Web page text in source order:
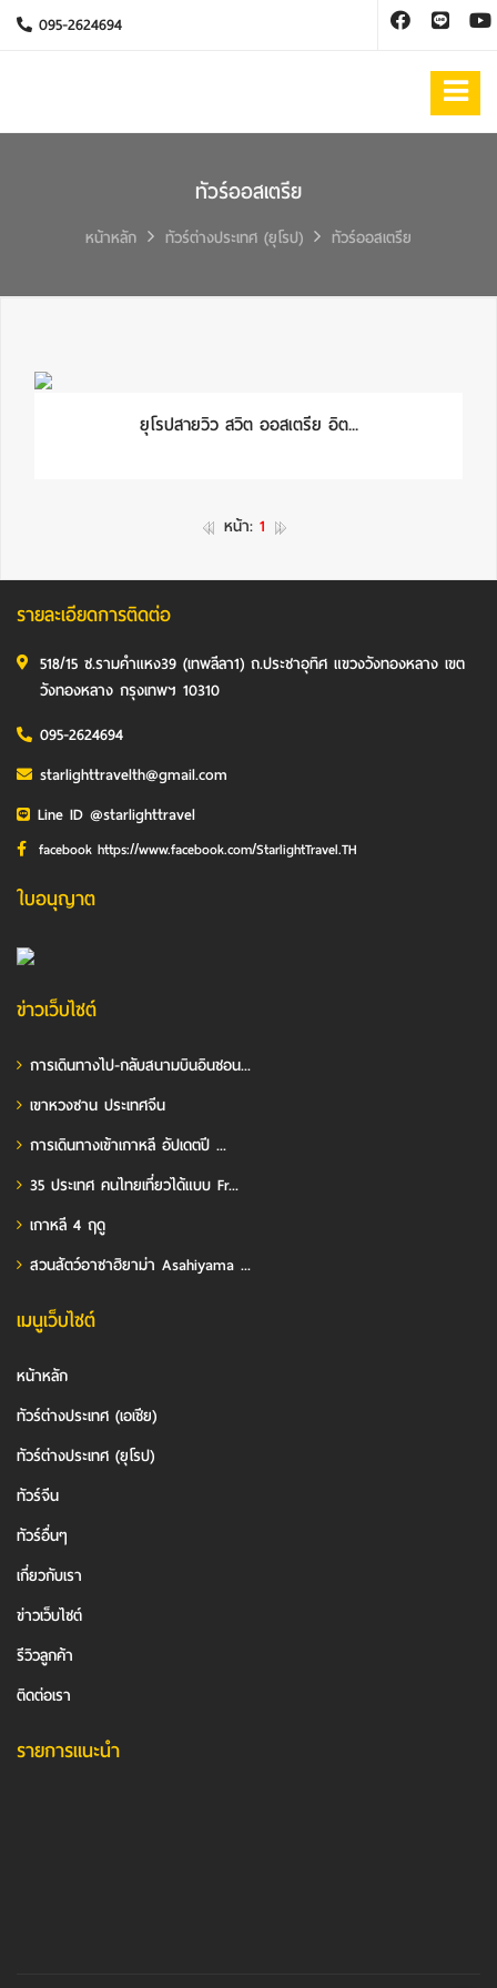
095-2624694
ทัวร์ออสเตรีย
หน้าหลัก ทัวร์ต่างประเทศ (ยุโรป) ทัวร์ออสเตรีย
ยุโรปสายวิว สวิต ออสเตรีย อิต...
หน้า: 1
รายละเอียดการติดต่อ
518/15 ซ.รามคำแหง39 (เทพลีลา1) ถ.ประชาอุทิศ แขวงวังทองหลาง เขต
วังทองหลาง กรุงเทพฯ 10310
095-2624694
starlighttravelth@gmail.com
Line ID @starlighttravel
facebook https://www.facebook.com/StarlightTravel.TH
ใบอนุญาต
ข่าวเว็บไซต์
การเดินทางไป-กลับสนามบินอินชอน...
เขาหวงซาน ประเทศจีน
การเดินทางเข้าเกาหลี อัปเดตปี ...
35 ประเทศ คนไทยเที่ยวได้แบบ Fr...
เกาหลี 4 ฤดู
สวนสัตว์อาซาฮิยาม่า Asahiyama ...
เมนูเว็บไซต์
หน้าหลัก
ทัวร์ต่างประเทศ (เอเชีย)
ทัวร์ต่างประเทศ (ยุโรป)
ทัวร์จีน
ทัวร์อื่นๆ
เกี่ยวกับเรา
ข่าวเว็บไซต์
รีวิวลูกค้า
ติดต่อเรา
รายการแนะนำ